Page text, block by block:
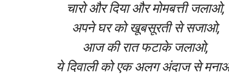
चारो और दिया और मोमबत्ती जलाओ,
अपने घर को खूबसूरती से सजाओ,
आज की रात फटाके जलाओ,
ये दिवाली को एक अलग अंदाज से